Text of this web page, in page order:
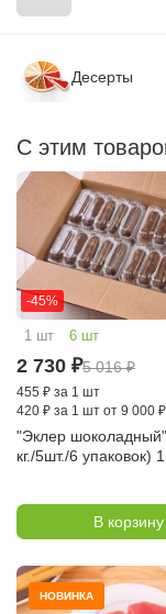
Десерты
С этим
-45%
1 шт 6 шт
2 730 ₽5 016₽
455 ₽ за 1 шт
420 ₽ за 1 шт от 9 000 ₽
"Эклер
кг./5шт./6 упаковок)
В корзину
НОВИНКА